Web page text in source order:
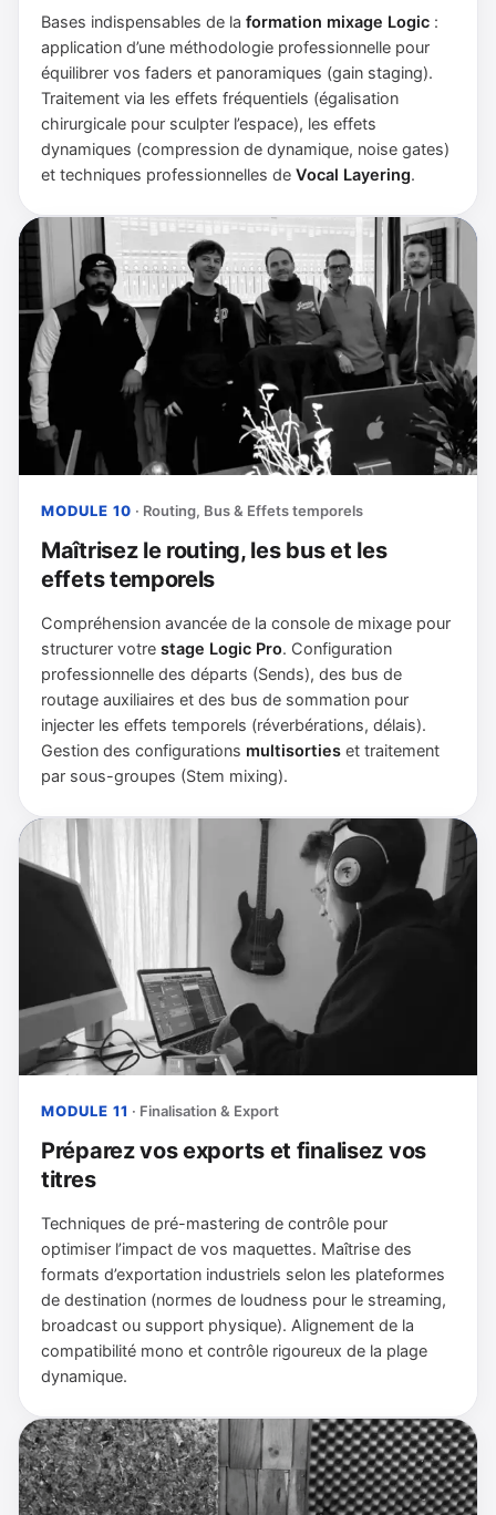
Bases indispensables de la formation mixage Logic :
application d’une méthodologie professionnelle pour
équilibrer vos faders et panoramiques (gain staging).
Traitement via les effets fréquentiels (égalisation
chirurgicale pour sculpter l’espace), les effets
dynamiques (compression de dynamique, noise gates)
et techniques professionnelles de Vocal Layering.
MODULE 10 · Routing, Bus & Effets temporels
Maîtrisez le routing, les bus et les
effets temporels
Compréhension avancée de la console de mixage pour
structurer votre stage Logic Pro. Configuration
professionnelle des départs (Sends), des bus de
routage auxiliaires et des bus de sommation pour
injecter les effets temporels (réverbérations, délais).
Gestion des configurations multisorties et traitement
par sous-groupes (Stem mixing).
MODULE 11 · Finalisation & Export
Préparez vos exports et finalisez vos
titres
Techniques de pré-mastering de contrôle pour
optimiser l’impact de vos maquettes. Maîtrise des
formats d’exportation industriels selon les plateformes
de destination (normes de loudness pour le streaming,
broadcast ou support physique). Alignement de la
compatibilité mono et contrôle rigoureux de la plage
dynamique.